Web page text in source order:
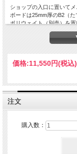
ショップの入口に置いて
ボードは25mm厚のB2（
ポリウェイト（別売）を
ます。
こちらの商品は一部地域
■サイズ
外寸(W×H×D)：
■対応ボード厚み：25mm
■材質：本体/スチール（
■用途：飲食店・サロン・
対応サイズはB2（たて）
大きいサイズのボードを
通路にはみ出ると引っか
価格:11,550円(税込)
注文
購入数：